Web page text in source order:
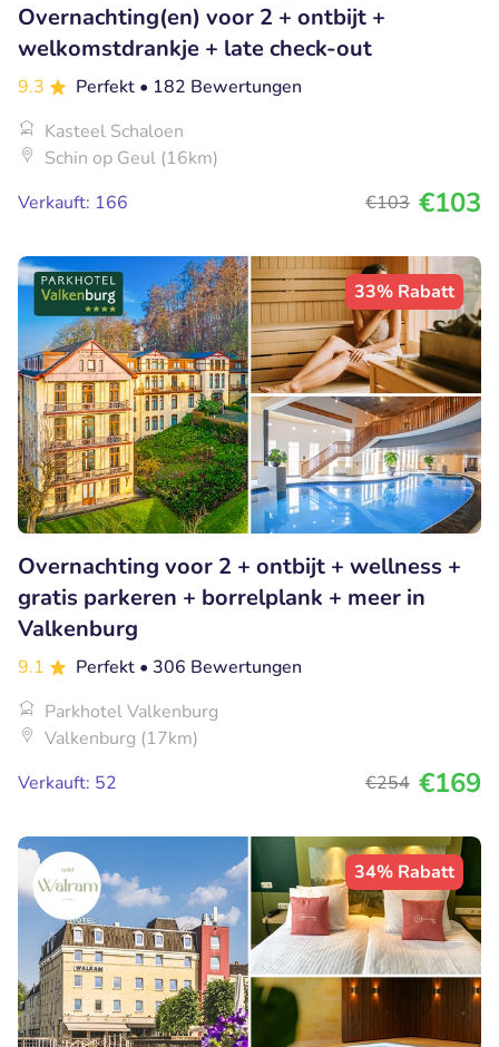
Overnachting(en) voor 2 + ontbijt +
welkomstdrankje + late check-out
9.3 Perfekt • 182 Bewertungen
Kasteel Schaloen
Schin op Geul (16km)
Verkauft: 166
€103 €103
33% Rabatt
Overnachting voor 2 + ontbijt + wellness +
gratis parkeren + borrelplank + meer in
Valkenburg
9.1 Perfekt • 306 Bewertungen
Parkhotel Valkenburg
Valkenburg (17km)
Verkauft: 52
€254 €169
34% Rabatt